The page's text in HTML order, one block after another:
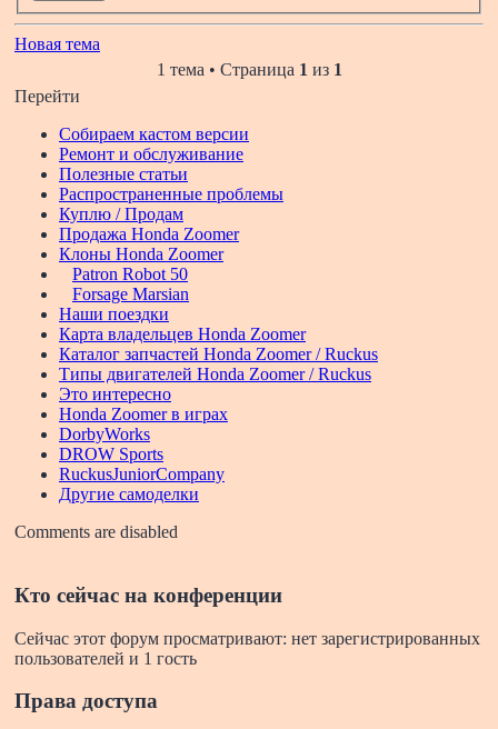
Новая тема
1 тема • Страница 1 из 1
Перейти
Собираем кастом версии
Ремонт и обслуживание
Полезные статьи
Распространенные проблемы
Куплю / Продам
Продажа Honda Zoomer
Клоны Honda Zoomer
Patron Robot 50
Forsage Marsian
Наши поездки
Карта владельцев Honda Zoomer
Каталог запчастей Honda Zoomer / Ruckus
Типы двигателей Honda Zoomer / Ruckus
Это интересно
Honda Zoomer в играх
DorbyWorks
DROW Sports
RuckusJuniorCompany
Другие самоделки
Comments are disabled
Кто сейчас на конференции
Сейчас этот форум просматривают: нет зарегистрированных
пользователей и 1 гость
Права доступа